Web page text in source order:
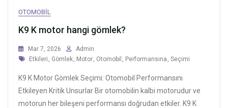
OTOMOBIL
K9 K motor hangi gömlek?
Mar 7, 2026
Admin
Tags
Etkileri , Gömlek, Motor, Otomobil , Performansına , Seçimi
K9 K Motor Gömlek Seçimi: Otomobil Performansını
Etkileyen Kritik Unsurlar Bir otomobilin kalbi motorudur ve
motorun her bileşeni performansı doğrudan etkiler. K9 K